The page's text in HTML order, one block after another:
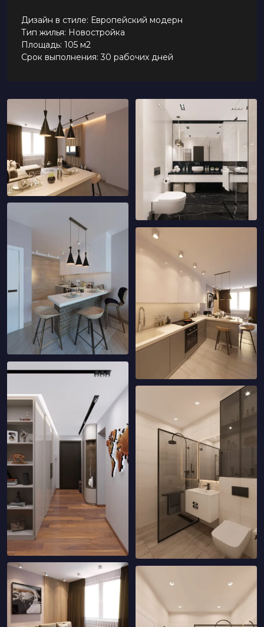
Дизайн в стиле: Европейский модерн
Тип жилья: Новостройка
Площадь: 105 м2
Срок выполнения: 30 рабочих дней